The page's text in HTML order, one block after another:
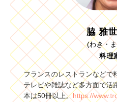
脇 雅世
(わき・
料理
フランスのレストランなどで
テレビや雑誌など多方面で活
本は50冊以上。https://